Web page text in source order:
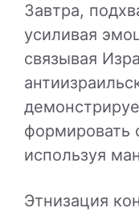
Завтра,
усиливая
связывая
формировать
используя
Этнизация